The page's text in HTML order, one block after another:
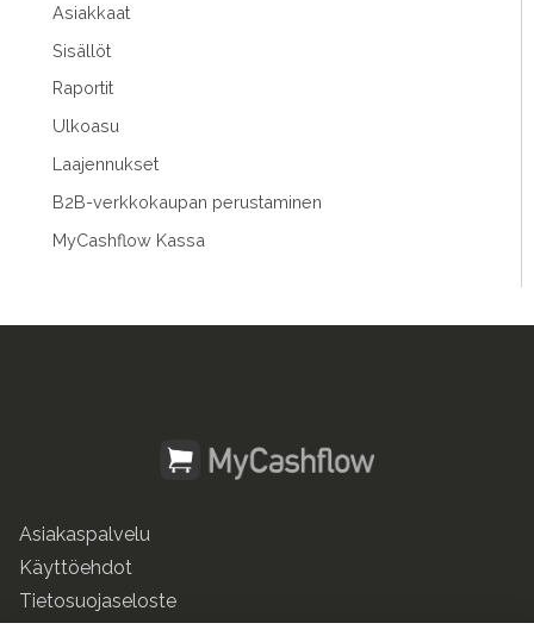
Asiakkaat
Sisällöt
Raportit
Ulkoasu
Laajennukset
B2B-verkkokaupan perustaminen
MyCashflow Kassa
Asiakaspalvelu
Käyttöehdot
Tietosuojaseloste